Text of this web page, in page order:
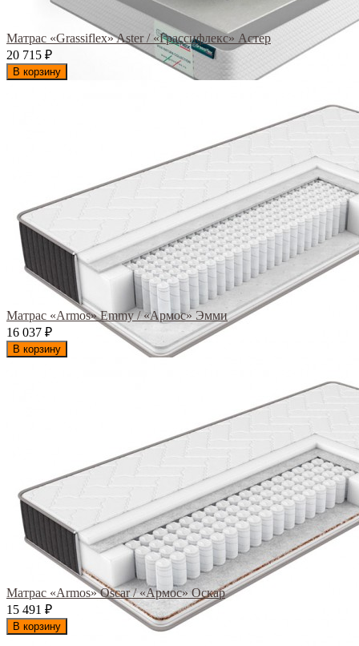
Матрас «Grassiflex» Aster / «Грассифлекс» Астер
20 715 ₽
В корзину
Матрас «Armos» Emmy / «Армос» Эмми
16 037 ₽
В корзину
Матрас «Armos» Oscar / «Армос» Оскар
15 491
₽
В корзину